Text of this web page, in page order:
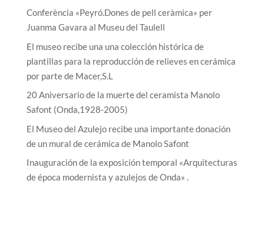
Conferència «Peyró.Dones de pell ceràmica» per
Juanma Gavara al Museu del Taulell
El museo recibe una una colección histórica de
plantillas para la reproducción de relieves en cerámica
por parte de Macer,S.L
20 Aniversario de la muerte del ceramista Manolo
Safont (Onda,1928-2005)
El Museo del Azulejo recibe una importante donación
de un mural de cerámica de Manolo Safont
Inauguración de la exposición temporal «Arquitecturas
de época modernista y azulejos de Onda» .